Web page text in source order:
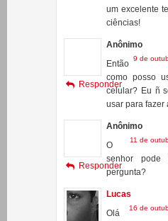
sugiro que
inteligencia
um excelente
ciências!
Anônimo
9 de
Então
como posso
celular? Eu ñ
usar para fazer
Anônimo
11 de
O
senhor pode
pergunta?
Responder